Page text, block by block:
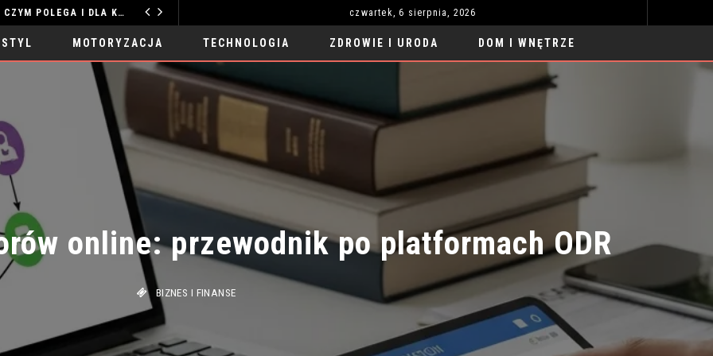
TERAPIA GESTALT ONLINE – NA CZYM POLEGA I DLA KOGO JEST ODPOWIEDNIA? czwartek, 6 sierpnia, 2026
MOTORYZACJA TECHNOLOGIA ZDROWIE I URODA DOM I WNĘTRZE
online: przewodnik po platformach ODR
BIZNES I FINANSE